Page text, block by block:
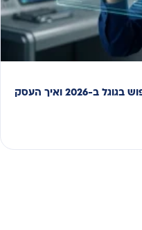
לא רק תיבת חיפוש: איך ייראה החיפוש בגוגל ב-2026 ואיך העסק